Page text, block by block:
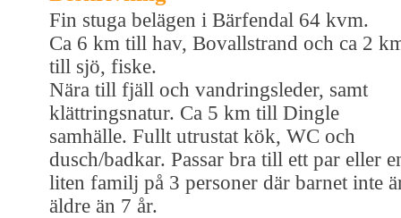
Fin stuga belägen i Bärfendal 64 kvm.
Ca 6 km till hav, Bovallstrand och ca 2
till sjö, fiske.
Nära till fjäll och vandringsleder, samt
klättringsnatur. Ca 5 km till Dingle
samhälle. Fullt utrustat kök, WC och
dusch/badkar. Passar bra till ett par eller
liten familj på 3 personer där barnet inte
äldre än 7 år.